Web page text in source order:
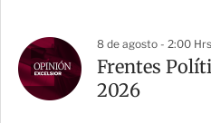
8 de agosto - 2:00 Hrs
Frentes
2026